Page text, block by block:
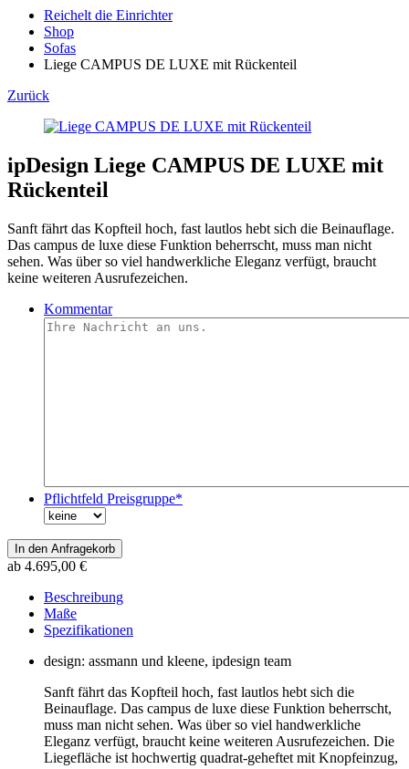
Reichelt die Einrichter
Shop
Sofas
Liege CAMPUS DE LUXE mit Rückenteil
Zurück
ipDesign Liege CAMPUS DE LUXE mit
Rückenteil
Sanft fährt das Kopfteil hoch, fast lautlos hebt sich die Beinauflage.
Das campus de luxe diese Funktion beherrscht, muss man nicht
sehen. Was über so viel handwerkliche Eleganz verfügt, braucht
keine weiteren Ausrufezeichen.
Kommentar
Pflichtfeld Preisgruppe*
In den Anfragekorb
ab 4.695,00 €
Beschreibung
Maße
Spezifikationen
design: assmann und kleene, ipdesign team
Sanft fährt das Kopfteil hoch, fast lautlos hebt sich die
Beinauflage. Das campus de luxe diese Funktion beherrscht,
muss man nicht sehen. Was über so viel handwerkliche
Eleganz verfügt, braucht keine weiteren Ausrufezeichen. Die
Liegefläche ist hochwertig quadrat-geheftet mit Knopfeinzug,